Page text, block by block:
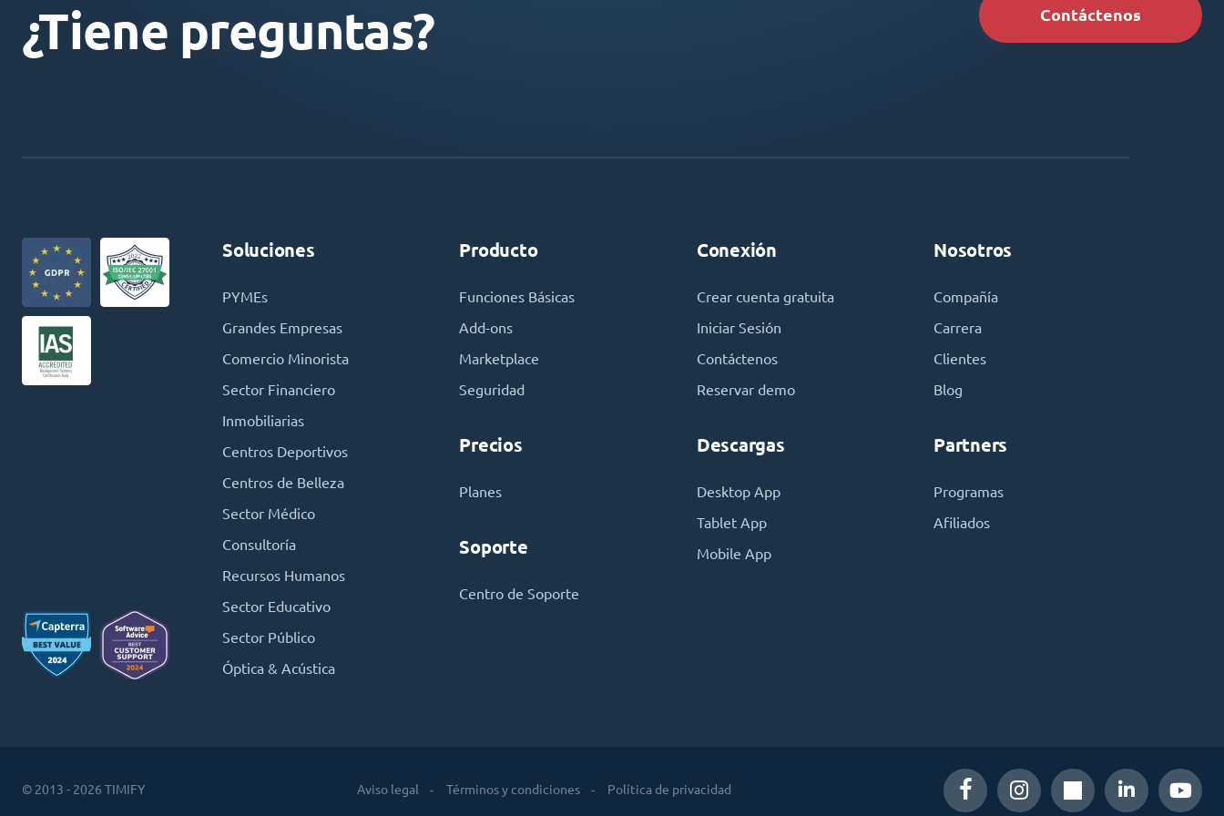
¿Tiene preguntas? Contáctenos
Soluciones
PYMEs
Grandes Empresas
Comercio Minorista
Sector Financiero
Inmobiliarias
Centros Deportivos
Centros de Belleza
Sector Médico
Consultoría
Recursos Humanos
Sector Educativo
Sector Público
Óptica & Acústica
Producto
Funciones Básicas
Add-ons
Marketplace
Seguridad
Precios
Planes
Soporte
Centro de Soporte
Conexión
Crear cuenta gratuita
Iniciar Sesión
Contáctenos
Reservar demo
Descargas
Desktop App
Tablet App
Mobile App
Nosotros
Compañía
Carrera
Clientes
Blog
Partners
Programas
Afiliados
© 2013 - 2026 TIMIFY Aviso legal Términos y condiciones Política de privacidad